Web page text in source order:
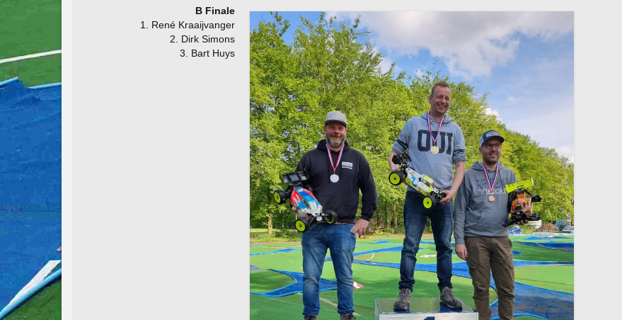
B Finale
1. René Kraaijvanger
2. Dirk Simons
3. Bart Huys